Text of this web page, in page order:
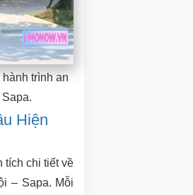
trình an
Hiện
tích chi tiết về
– Sapa. Mỗi